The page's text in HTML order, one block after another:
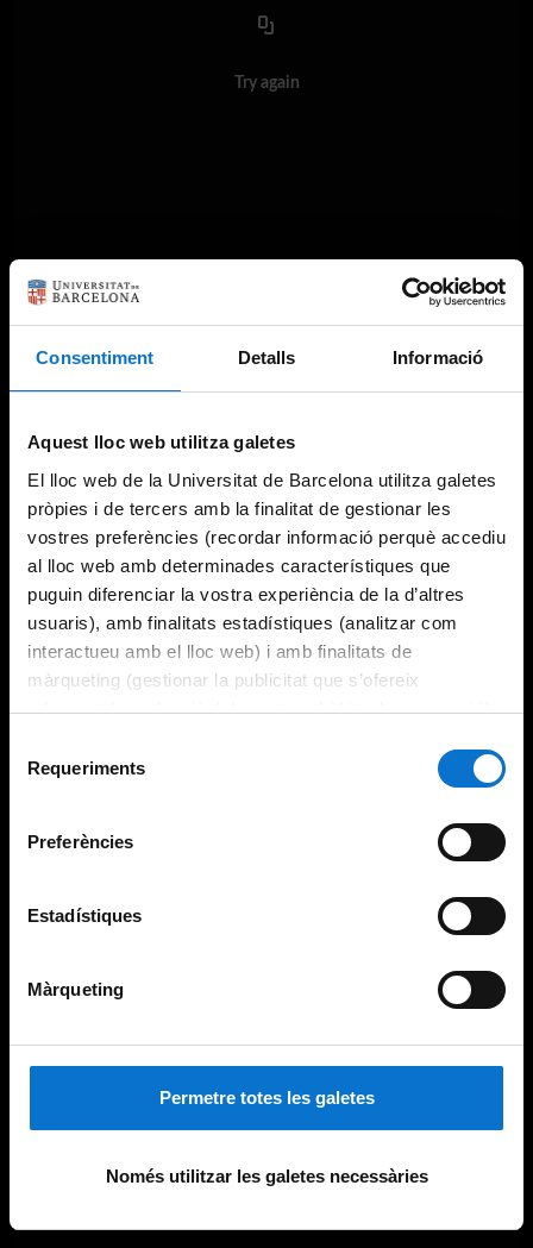
Consentiment Detalls Informació
Aquest lloc web utilitza galetes
El lloc web de la Universitat de Barcelona utilitza galetes
pròpies i de tercers amb la finalitat de gestionar les
vostres preferències (recordar informació perquè accediu
al lloc web amb determinades característiques que
puguin diferenciar la vostra experiència de la d’altres
usuaris), amb finalitats estadístiques (analitzar com
interactueu amb el lloc web) i amb finalitats de
màrqueting (gestionar la publicitat que s’ofereix
adequant-la en funció dels vostres hàbits de navegació).
consultar laPolítica de galetes del lloc web de la
Requeriments
Preferències
Estadístiques
Màrqueting
Permetre totes les galetes
Només utilitzar les galetes necessàries
Try again